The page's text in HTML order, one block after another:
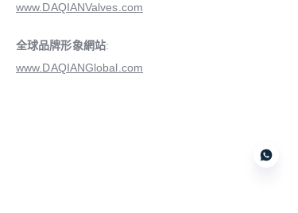
www.DAQIANValves.com
全球品牌形象網站:
www.DAQIANGlobal.com